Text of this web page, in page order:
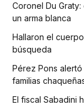
Coronel Du
un arma blanca
Hallaron el
búsqueda
Pérez Pons
familias
El fiscal Sabadini